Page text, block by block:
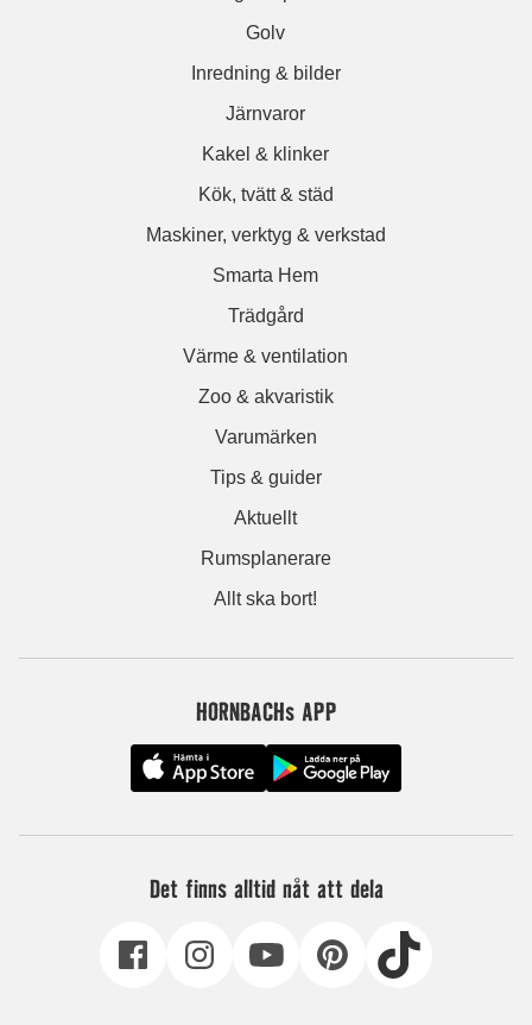
Golv
Inredning & bilder
Järnvaror
Kakel & klinker
Kök, tvätt & städ
Maskiner, verktyg & verkstad
Smarta Hem
Trädgård
Värme & ventilation
Zoo & akvaristik
Varumärken
Tips & guider
Aktuellt
Rumsplanerare
Allt ska bort!
HORNBACHs APP
Det finns alltid nåt att dela